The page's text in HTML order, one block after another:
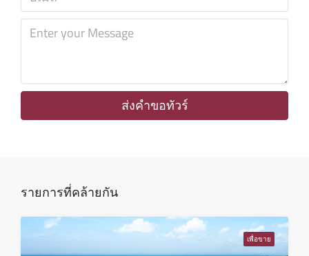
11
12
ส.ค.
14
ส่งคำขอทัวร์
รายการที่คล้ายกัน
เพื่อขาย